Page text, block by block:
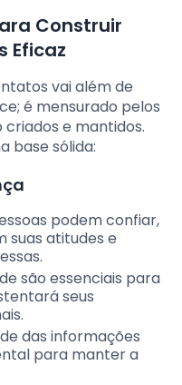
Construir
Eficaz
vai além de
é mensurado pelos
criados e mantidos.
base sólida:
podem confiar,
suas atitudes e
são essenciais para
seus
das informações
para manter a